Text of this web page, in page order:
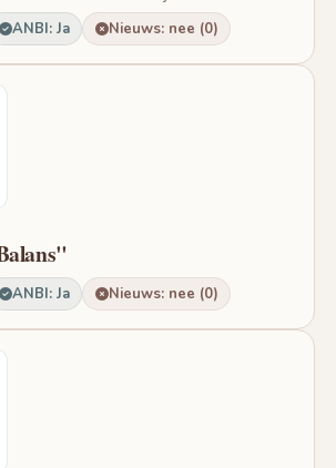
ANBI: Ja Nieuws: nee (0)
ANBI: Ja Nieuws: nee (0)